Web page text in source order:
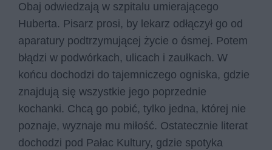
Obaj odwiedzają w szpitalu umierającego
Huberta. Pisarz prosi, by lekarz odłączył go od
aparatury podtrzymującej życie o ósmej. Potem
błądzi w podwórkach, ulicach i zaułkach. W
końcu dochodzi do tajemniczego ogniska, gdzie
znajdują się wszystkie jego poprzednie
kochanki. Chcą go pobić, tylko jedna, której nie
poznaje, wyznaje mu miłość. Ostatecznie literat
dochodzi pod Pałac Kultury, gdzie spotyka